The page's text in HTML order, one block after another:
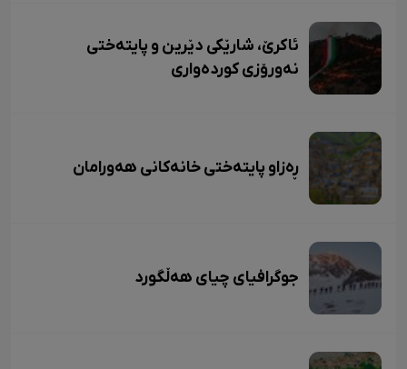
ئاکرێ، شارێکی دێرین و پایتەختی
نەورۆزی کوردەواری
ڕەزاو پایتەختی خانەکانی هەورامان
جوگرافیای چیای هەڵگورد